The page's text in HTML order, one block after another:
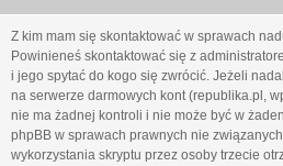
Z kim mam się skontaktować w sprawach
Powinieneś skontaktować się z
i jego spytać do kogo się zwrócić. Jeżeli
na serwerze darmowych kont (republika.pl,
nie ma żadnej kontroli i nie może być w
phpBB w sprawach prawnych nie
wykorzystania skryptu przez osoby trzecie